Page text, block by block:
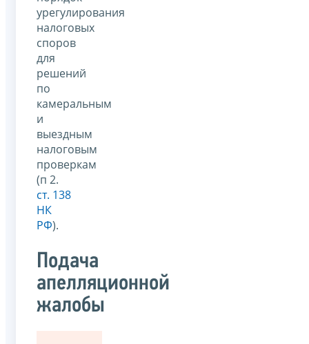
урегулирования
налоговых
споров
для
решений
по
камеральным
и
выездным
налоговым
проверкам
(п 2.
ст. 138
НК
РФ).
Подача
апелляционной
жалобы